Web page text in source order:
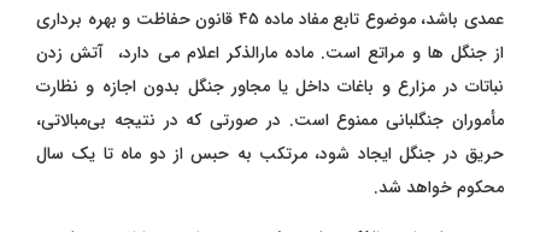
عمدی باشد، موضوع تابع مفاد ماده ۴۵ قانون حفاظت و بهره برداری
از جنگل ها و مراتع است. ماده مارالذکر اعلام می دارد، آتش زدن
نباتات در مزارع و باغات داخل یا مجاور جنگل بدون اجازه و نظارت
مأموران جنگلبانی ممنوع است. در صورتی که در نتیجه ‌بی‌مبالاتی،
حریق در جنگل ایجاد شود، مرتکب به حبس از دو ماه تا یک سال
محکوم خواهد شد.